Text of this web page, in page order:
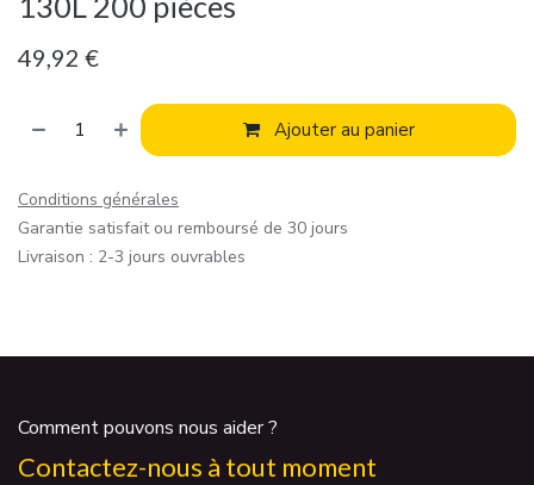
49,92 €
Ajouter au panier
Conditions générales
Garantie satisfait ou remboursé de 30 jours
Livraison : 2-3 jours ouvrables
Comment pouvons nous aider ?
Contactez-nous à tout moment